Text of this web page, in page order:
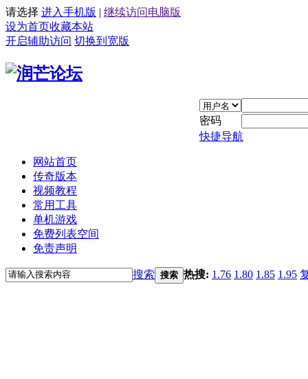
请选择 进入手机版 | 继续访问电脑版
设为首页收藏本站
开启辅助访问 切换到宽版
密码
快捷导航
网站首页
传奇版本
视频教程
常用工具
单机游戏
免费列表空间
免责声明
搜索 搜索 热搜: 1.76 1.80 1.85 1.95